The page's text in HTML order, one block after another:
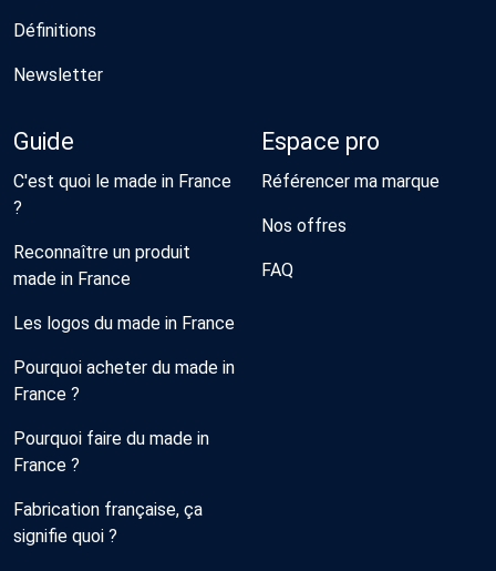
Définitions
Newsletter
Guide
C'est quoi le made in France
?
Reconnaître un produit
made in France
Les logos du made in France
Pourquoi acheter du made in
France ?
Pourquoi faire du made in
France ?
Fabrication française, ça
signifie quoi ?
Espace pro
Référencer ma marque
Nos offres
FAQ